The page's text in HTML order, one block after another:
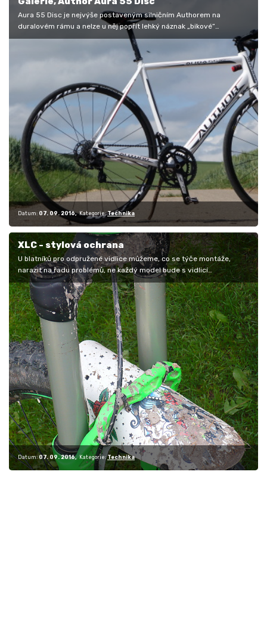
Aura 55 Disc je nejvýše postaveným silničním Authorem na
duralovém rámu a nelze u něj popřít lehký náznak „bikové“
konstrukční školy. Ten…
Datum: 07. 09. 2016 Kategorie: Technika
XLC - stylová ochrana
U blatníků pro odpružené vidlice můžeme, co se týče montáže,
narazit na řadu problémů, ne každý model bude s vidlicí
kompatibilní. Pro…
Datum: 07. 09. 2016 Kategorie: Technika